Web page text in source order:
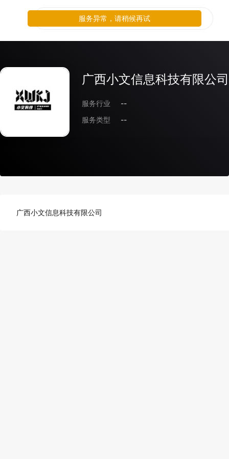
广西小文信息科技有限公司
服务行业
--
服务类型
--
广西小文信息科技有限公司
服务异常，请稍候再试